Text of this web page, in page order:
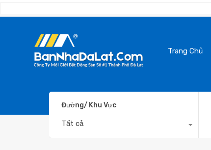
Trang Chủ
Đường/ Khu Vực
Tất cả